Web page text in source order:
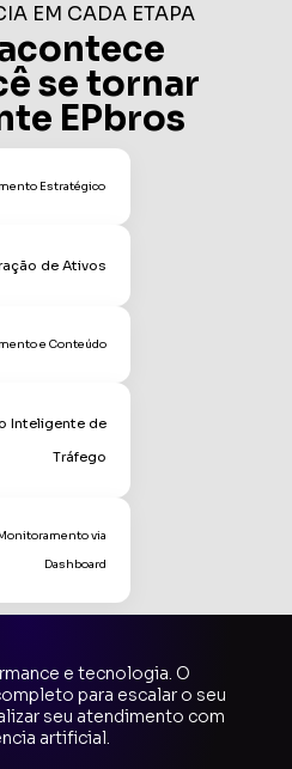
EM CADA ETAPA
se tornar
EPbros
Estratégico
de Ativos
e Conteúdo
Inteligente de
Tráfego
via
Dashboard
e tecnologia. O
para escalar o seu
seu atendimento com
artificial.